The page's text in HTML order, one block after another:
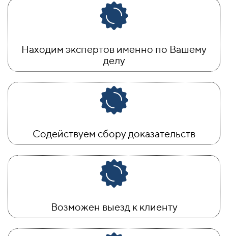
Находим экспертов именно по Вашему
делу
Содействуем сбору доказательств
Возможен выезд к клиенту